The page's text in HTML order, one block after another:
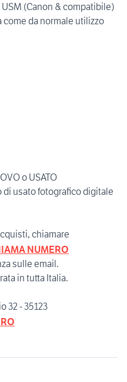
USM (Canon & compatibile)
da normale utilizzo
o USATO
di usato fotografico digitale
chiamare
NUMERO
sulle email.
in tutta Italia.
32 - 35123